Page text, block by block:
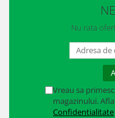
Nu rata
Vreau sa
magazinului.
Confidentialitate